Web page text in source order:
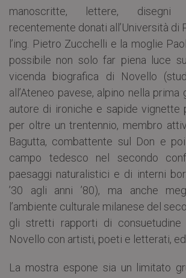
manoscritte, lettere, disegni
recentemente donati all’Università di
l’ing. Pietro Zucchelli e la moglie
possibile non solo far piena luce
vicenda biografica di Novello
all’Ateneo pavese, alpino nella prima
autore di ironiche e sapide vignette
per oltre un trentennio, membro
Bagutta, combattente sul Don e
campo tedesco nel secondo
paesaggi naturalistici e di interni
’30 agli anni ’80), ma anche
l’ambiente culturale milanese del
gli stretti rapporti di consuetudine
Novello con artisti, poeti e letterati,
La mostra espone sia un limitato